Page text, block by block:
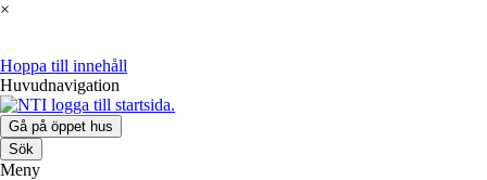
×
Hoppa till innehåll
Huvudnavigation
Gå på öppet hus
Sök
Meny